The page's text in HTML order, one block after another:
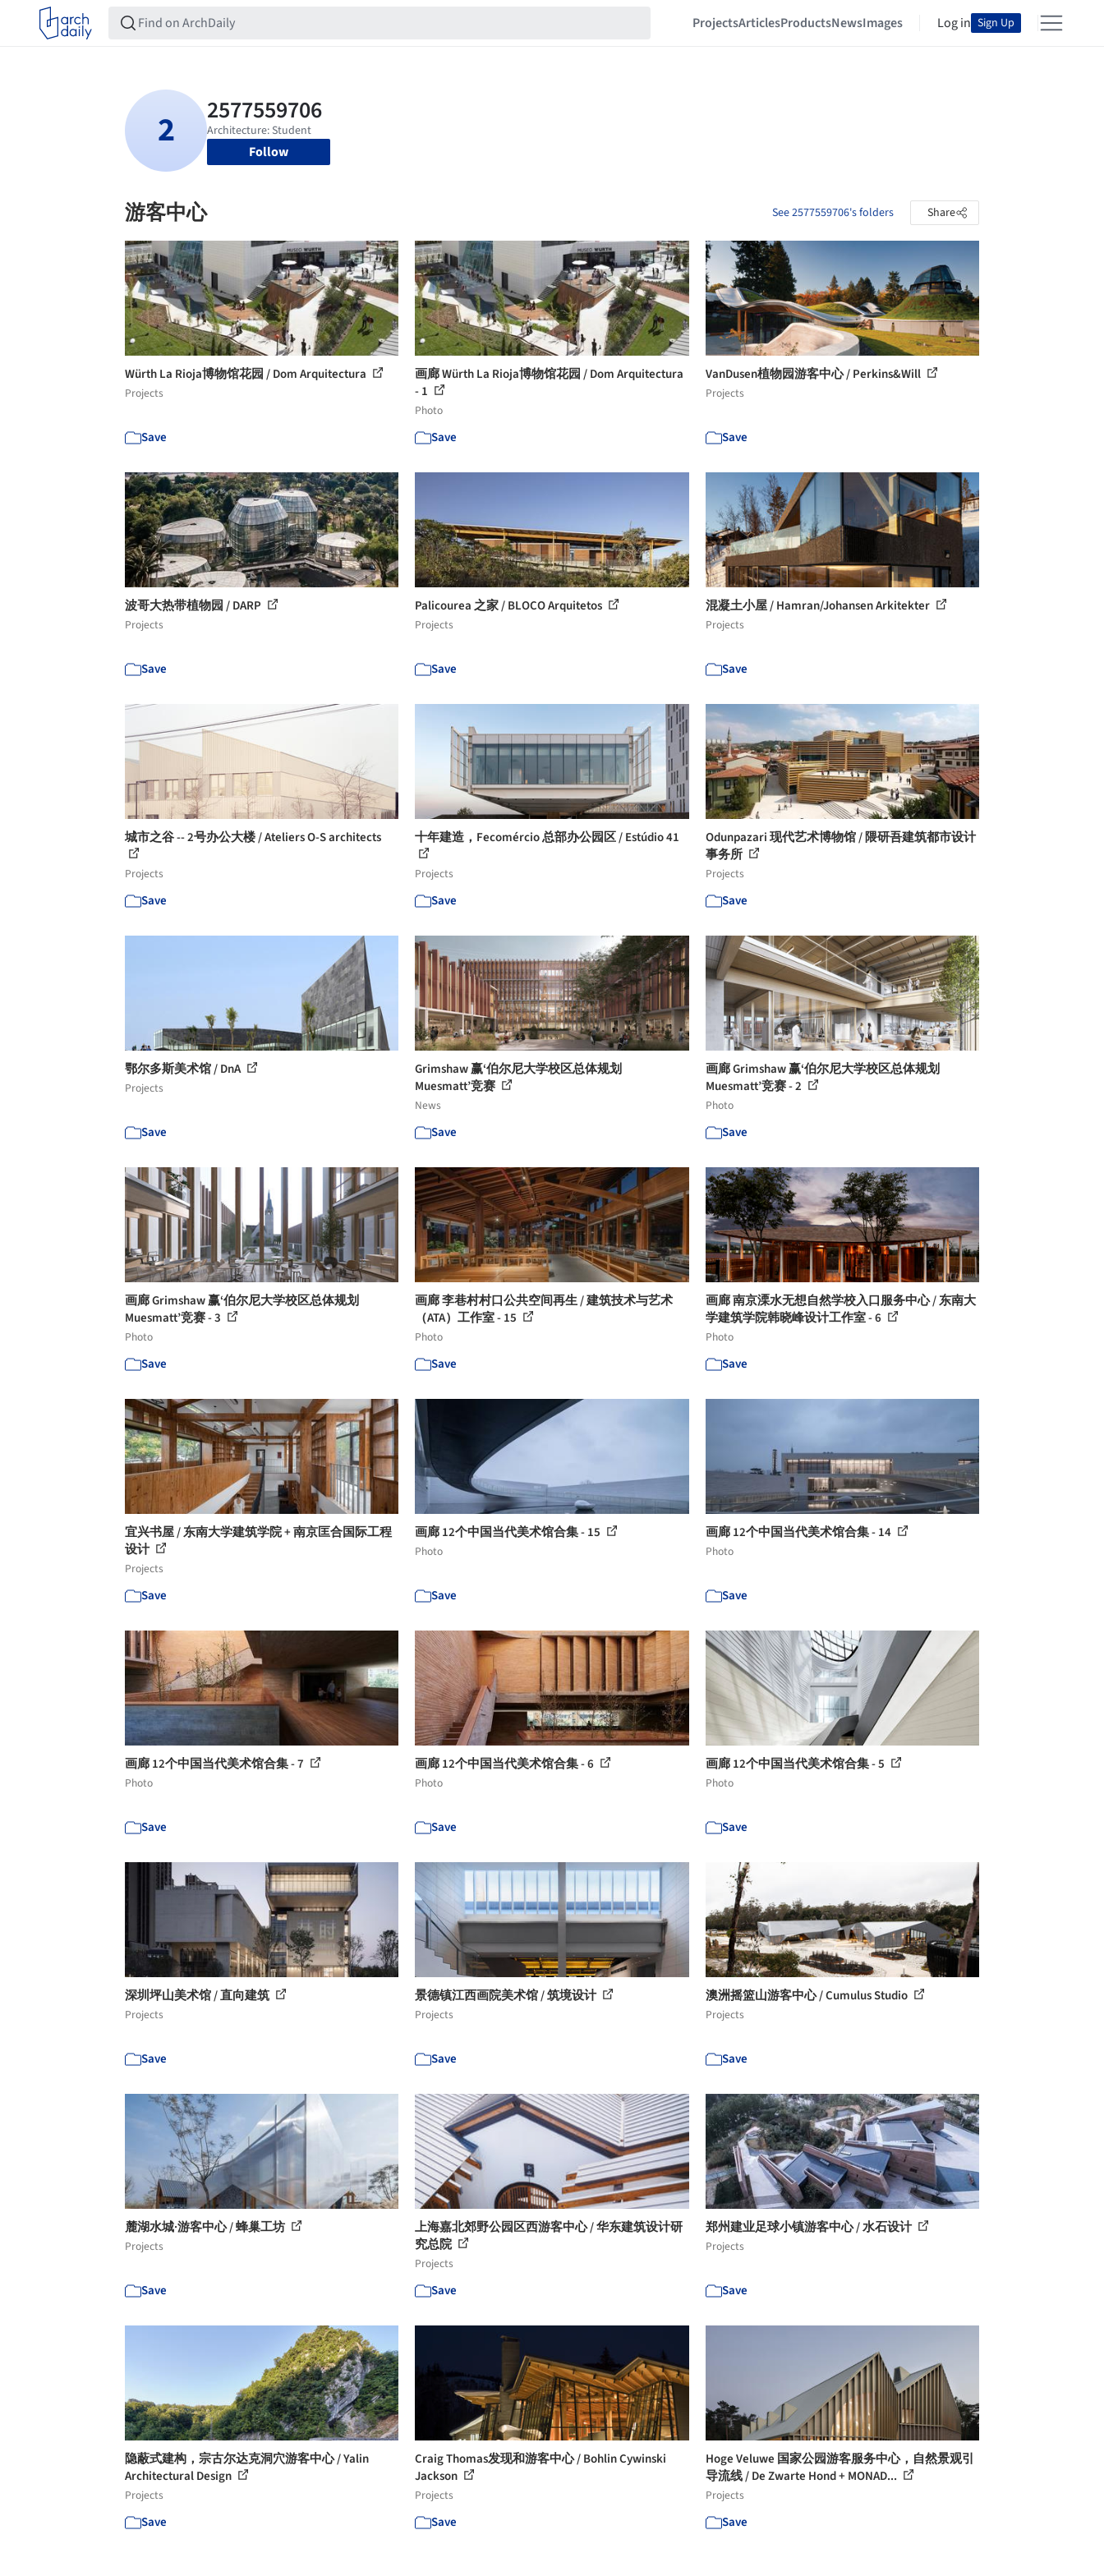
ProjectsArticlesProductsNewsImages Log in Sign Up
Follow
游客中心 See 2577559706's folders Share
Würth La Rioja博物馆花园 / Dom Arquitectura
Projects
Save
画廊 Würth La Rioja博物馆花园 / Dom Arquitectura
- 1
Photo
Save
VanDusen植物园游客中心 / Perkins&Will
Projects
Save
波哥大热带植物园 / DARP
Projects
Save
Palicourea 之家 / BLOCO Arquitetos
Projects
Save
混凝土小屋 / Hamran/Johansen Arkitekter
Projects
Save
城市之谷 -- 2号办公大楼 / Ateliers O-S architects
Projects
Save
十年建造，Fecomércio 总部办公园区 / Estúdio 41
Projects
Save
Odunpazari 现代艺术博物馆 / 隈研吾建筑都市设计
事务所
Projects
Save
鄂尔多斯美术馆 / DnA
Projects
Save
Grimshaw 赢‘伯尔尼大学校区总体规划
Muesmatt’竞赛
News
Save
画廊 Grimshaw 赢‘伯尔尼大学校区总体规划
Muesmatt’竞赛 - 2
Photo
Save
画廊 Grimshaw 赢‘伯尔尼大学校区总体规划
Muesmatt’竞赛 - 3
Photo
Save
画廊 李巷村村口公共空间再生 / 建筑技术与艺术
（ATA）工作室 - 15
Photo
Save
画廊 南京溧水无想自然学校入口服务中心 / 东南大
学建筑学院韩晓峰设计工作室 - 6
Photo
Save
宜兴书屋 / 东南大学建筑学院 + 南京匡合国际工程
设计
Projects
Save
画廊 12个中国当代美术馆合集 - 15
Photo
Save
画廊 12个中国当代美术馆合集 - 14
Photo
Save
画廊 12个中国当代美术馆合集 - 7
Photo
Save
画廊 12个中国当代美术馆合集 - 6
Photo
Save
画廊 12个中国当代美术馆合集 - 5
Photo
Save
深圳坪山美术馆 / 直向建筑
Projects
Save
景德镇江西画院美术馆 / 筑境设计
Projects
Save
澳洲摇篮山游客中心 / Cumulus Studio
Projects
Save
麓湖水城·游客中心 / 蜂巢工坊
Projects
Save
上海嘉北郊野公园区西游客中心 / 华东建筑设计研
究总院
Projects
Save
郑州建业足球小镇游客中心 / 水石设计
Projects
Save
隐蔽式建构，宗古尔达克洞穴游客中心 / Yalin
Architectural Design
Projects
Save
Craig Thomas发现和游客中心 / Bohlin Cywinski
Jackson
Projects
Save
Hoge Veluwe 国家公园游客服务中心，自然景观引
导流线 / De Zwarte Hond + MONAD...
Projects
Save